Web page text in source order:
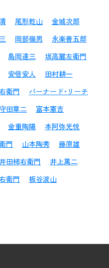
尾形乾山
金城次郎
岡部嶺男
永楽善五郎
島岡達三
坂高麗左衛門
安倍安人
田村耕一
衛門
バーナード・リーチ
田章二
富本憲吉
金重陶陽
本阿弥光悦
門 山本陶秀
藤原雄
田柿右衛門
井上萬二
衛門 板谷波山